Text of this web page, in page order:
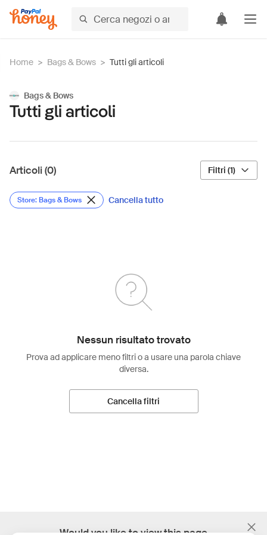
Home > Bags & Bows > Tutti gli articoli
Bags & Bows
Tutti gli articoli
Articoli (0) Filtri (1)
Store: Bags & Bows Cancella tutto
Nessun risultato trovato
Prova ad applicare meno filtri o a usare una parola chiave
diversa.
Cancella filtri